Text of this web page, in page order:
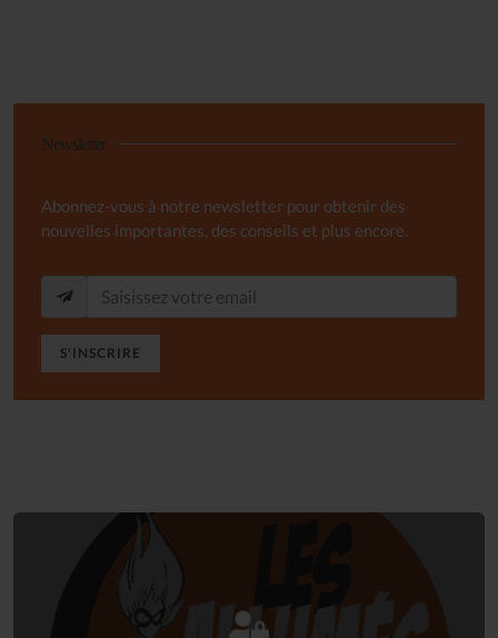
Newsletter
Abonnez-vous à notre newsletter pour obtenir des
nouvelles importantes, des conseils et plus encore.
S'INSCRIRE
Connectez-vous